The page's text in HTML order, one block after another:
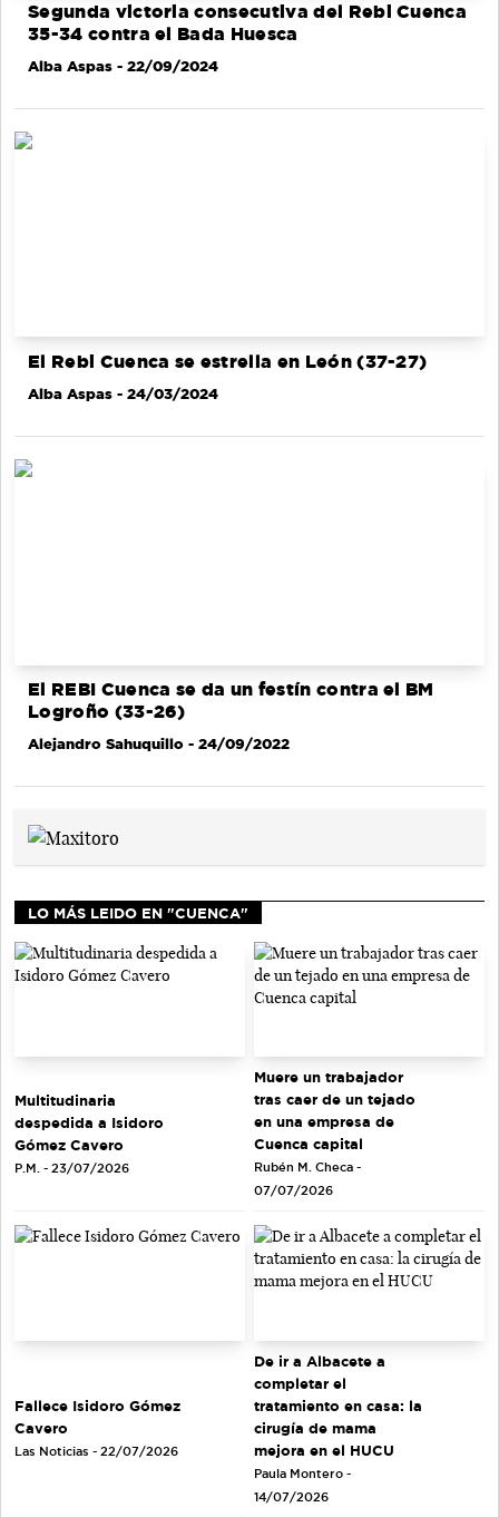
Segunda victoria consecutiva del Rebi Cuenca
35-34 contra el Bada Huesca
Alba Aspas - 22/09/2024
El Rebi Cuenca se estrella en León (37-27)
Alba Aspas - 24/03/2024
El REBI Cuenca se da un festín contra el BM
Logroño (33-26)
Alejandro Sahuquillo - 24/09/2022
LO MÁS LEIDO EN "CUENCA"
Multitudinaria
despedida a Isidoro
Gómez Cavero
P.M. - 23/07/2026
Muere un trabajador
tras caer de un tejado
en una empresa de
Cuenca capital
Rubén M. Checa -
07/07/2026
Fallece Isidoro Gómez
Cavero
Las Noticias - 22/07/2026
De ir a Albacete a
completar el
tratamiento en casa: la
cirugía de mama
mejora en el HUCU
Paula Montero -
14/07/2026